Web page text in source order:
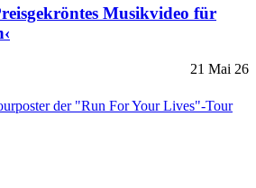
Musikvideo für
21 Mai 26